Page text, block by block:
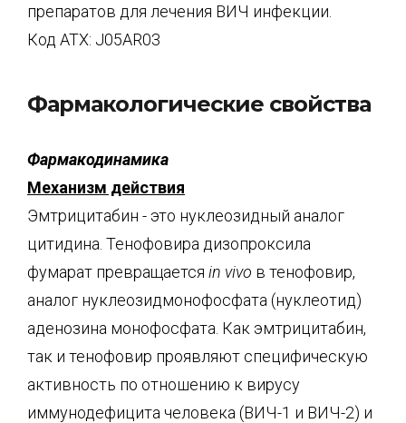
препаратов для лечения ВИЧ инфекции.
Код АТX: J05AR03
Фармакологические свойства
Фармакодинамика
Механизм действия
Эмтрицитабин - это нуклеозидный аналог
цитидина. Тенофовира дизопроксила
фумарат превращается in vivo в тенофовир,
аналог нуклеозидмонофосфата (нуклеотид)
аденозина монофосфата. Как эмтрицитабин,
так и тенофовир проявляют специфическую
активность по отношению к вирусу
иммунодефицита человека (ВИЧ-1 и ВИЧ-2) и